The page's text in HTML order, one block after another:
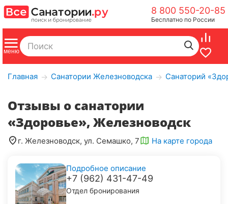
8 800 550-20-85
Бесплатно по России
Главная → Санатории Железноводска → Санаторий
Отзывы о санатории
«Здоровье», Железноводск
г. Железноводск, ул. Семашко, 7 На карте города
Подробное описание
+7 (962) 431-47-49
Отдел бронирования